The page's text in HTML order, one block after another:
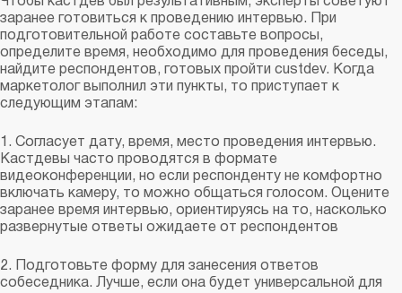
заранее готовиться к проведению интервью. При
подготовительной работе составьте вопросы,
определите время, необходимо для проведения беседы,
найдите респондентов, готовых пройти custdev. Когда
маркетолог выполнил эти пункты, то приступает к
следующим этапам:
1. Согласует дату, время, место проведения интервью.
Кастдевы часто проводятся в формате
видеоконференции, но если респонденту не комфортно
включать камеру, то можно общаться голосом. Оцените
заранее время интервью, ориентируясь на то, насколько
развернутые ответы ожидаете от респондентов
2. Подготовьте форму для занесения ответов
собеседника. Лучше, если она будет универсальной для